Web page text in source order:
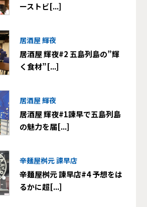
ーストビ[...]
居酒屋 輝夜
居酒屋 輝夜#2 五島列島の”輝
く食材”[...]
居酒屋 輝夜
居酒屋 輝夜#1諫早で五島列島
の魅力を届[...]
辛麺屋桝元 諫早店
辛麺屋桝元 諫早店#4 予想をは
るかに超[...]